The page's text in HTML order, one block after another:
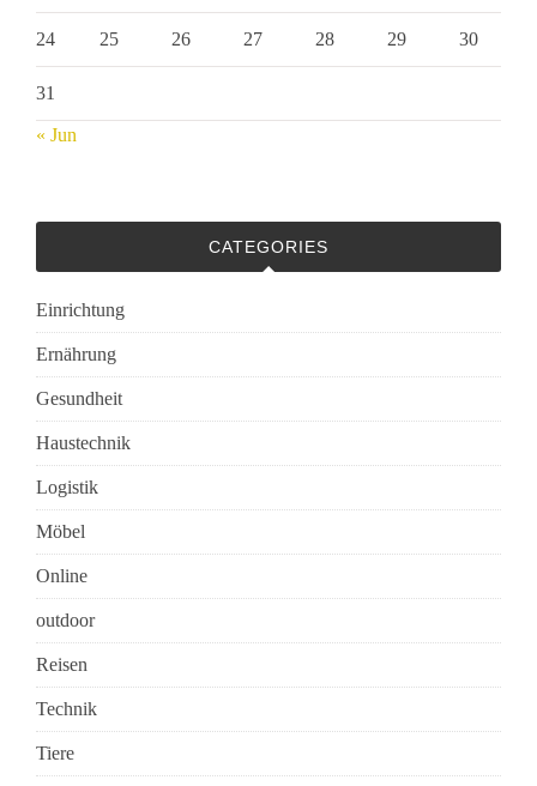
24 25 26 27 28 29 30
31
« Jun
CATEGORIES
Einrichtung
Ernährung
Gesundheit
Haustechnik
Logistik
Möbel
Online
outdoor
Reisen
Technik
Tiere